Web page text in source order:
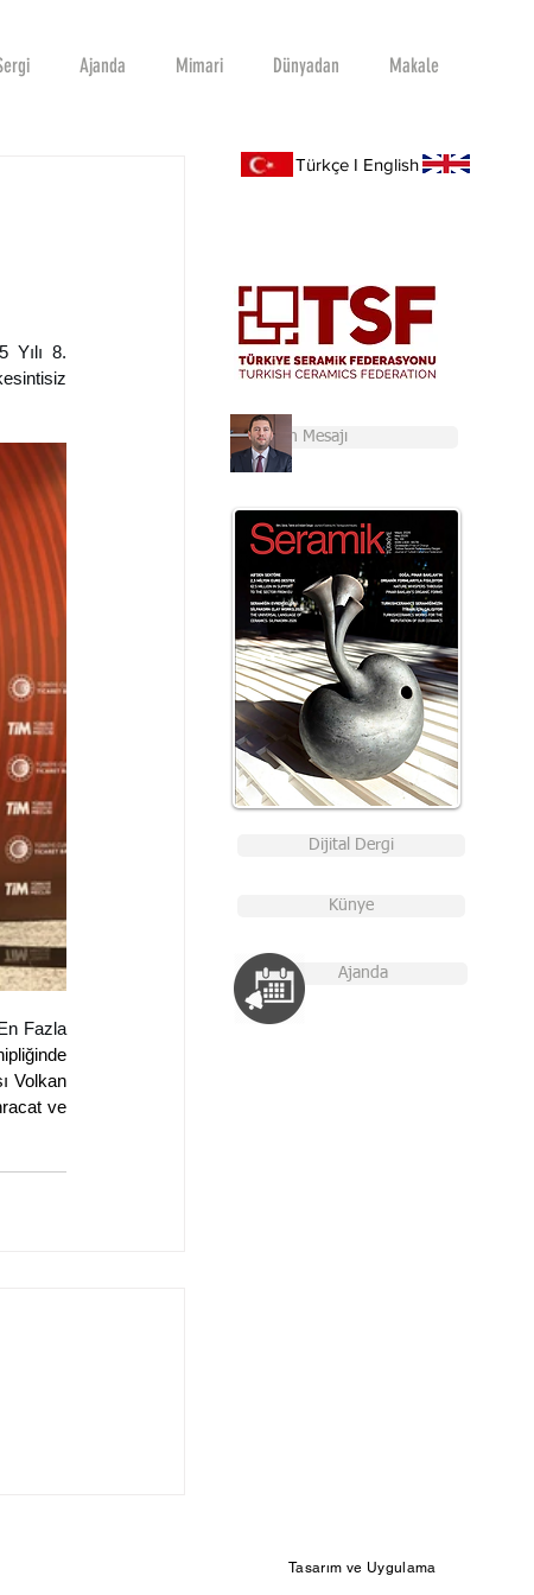
Ajanda Mimari Dünyadan Makale
Yılı 8.
En Fazla
Volkan
ve
Dijital Dergi
Künye
Ajanda
Türkçe I English
Başkan'ın Mesajı
Tasarım ve Uygulama